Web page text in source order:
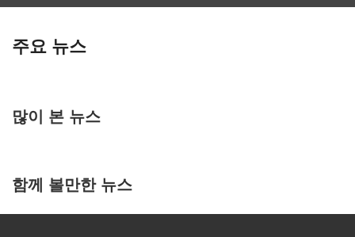
주요 뉴스
많이 본 뉴스
함께 볼만한 뉴스